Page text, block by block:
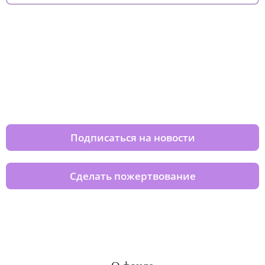
Подписаться на новости
Сделать пожертвование